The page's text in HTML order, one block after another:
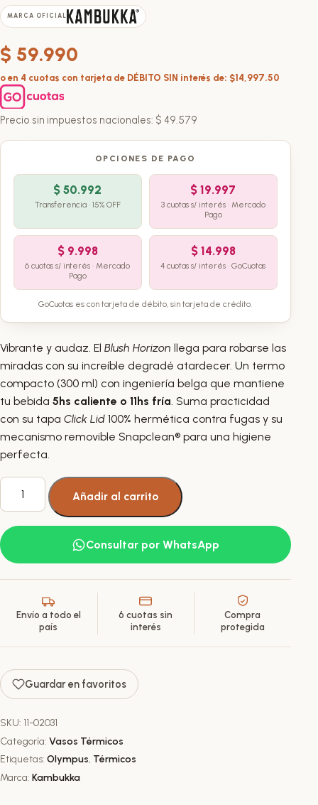
MARCA OFICIAL
$ 59.990
o en 4 cuotas con tarjeta de DÉBITO SIN interés de: $14,997.50
Precio sin impuestos nacionales: $ 49.579
OPCIONES DE PAGO
$ 50.992
Transferencia · 15% OFF
$ 19.997
3 cuotas s/ interés · Mercado
Pago
$9.998
6 cuotas s/ interés · Mercado
Pago
$14.998
4 cuotas s/ interés · GoCuotas
GoCuotas es con tarjeta de débito, sin tarjeta de crédito.
Vibrante y audaz. El Blush Horizon llega para robarse las
miradas con su increíble degradé atardecer. Un termo
compacto (300 ml) con ingeniería belga que mantiene
tu bebida 5hs caliente o 11hs fría . Suma practicidad
con su tapa Click Lid 100% hermética contra fugas y su
mecanismo removible Snapclean® para una higiene
perfecta.
Vaso
Térmico
Café
Té
Horizon
cantidad
Añadir al carrito
Consultar por WhatsApp
Envío a todo el
país
6 cuotas sin
interés
Compra
protegida
Guardar en favoritos
SKU: 11-02031
Categoría: Vasos Térmicos
Etiquetas: Olympus, Térmicos
Marca: Kambukka